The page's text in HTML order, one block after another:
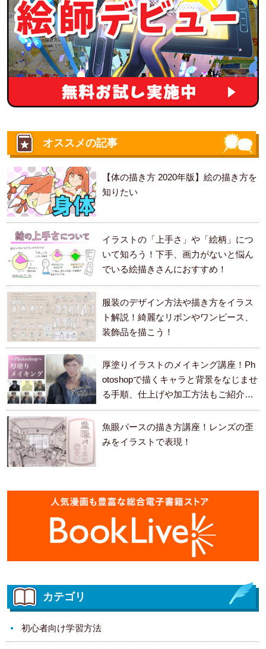
オススメの記事
【体の描き方 2020年版】絵の描き方を
知りたい
イラストの「上手さ」や「絵柄」につ
いて知ろう！下手、画力がないと悩ん
でいる絵描きさんにおすすめ！
服装のデザイン方法や描き方をイラス
ト解説！綺麗なリボンやワンピース、
装飾品を描こう！
厚塗りイラストのメイキング講座！Ph
otoshopで描くキャラと背景をなじませ
る手順、仕上げや加工方法もご紹介し
ます。
魚眼パースの描き方講座！レンズの歪
みをイラストで表現！
カテゴリ
初心者向け学習方法